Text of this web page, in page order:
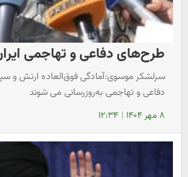
طرح‌های دفاعی و تهاجمی
سرلشکر موسوی:آمادگی فوق‌العاده ارتش و
دفاعی و تهاجمی به‌روزرسانی می شوند
۸ مهر ۱۴۰۴ | ۱۲:۳۴